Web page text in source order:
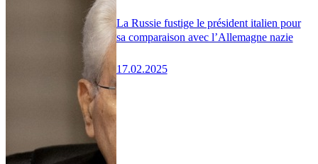
La Russie fustige le président italien pour
sa comparaison avec l’Allemagne nazie
17.02.2025